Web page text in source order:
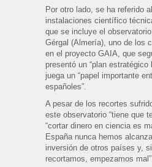
Por otro lado, se ha referido
instalaciones científico
que se incluye el
Gérgal (Almería), uno de los
en el proyecto GAIA, que
presentó un “plan estratégico
juega un “papel importante
españoles”.
A pesar de los recortes
este observatorio “tiene que
“cortar dinero en ciencia es
España nunca hemos
inversión de otros países y,
recortamos, empezamos